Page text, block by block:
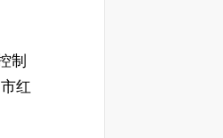
制
红